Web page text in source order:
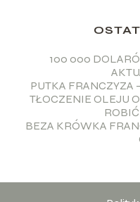
100 000
PUTKA FRANCZYZA
TŁOCZENIE OLEJU
BEZA KRÓWKA